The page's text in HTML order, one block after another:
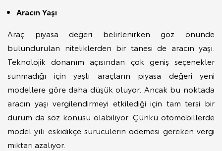
Aracın Yaşı
Araç piyasa değeri belirlenirken göz önünde
bulundurulan niteliklerden bir tanesi de aracın yaşı.
Teknolojik donanım açısından çok geniş seçenekler
sunmadığı için yaşlı araçların piyasa değeri yeni
modellere göre daha düşük oluyor. Ancak bu noktada
aracın yaşı vergilendirmeyi etkilediği için tam tersi bir
durum da söz konusu olabiliyor. Çünkü otomobillerde
model yılı eskidikçe sürücülerin ödemesi gereken vergi
miktarı azalıyor.